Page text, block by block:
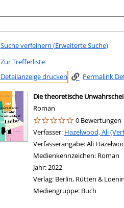
Suche verfeinern (Erweiterte Suche)
Zur Trefferliste
Detailanzeige drucken
Permalink
Die theoretische
Roman
0 Bewertungen
Verfasser: Suche nach diesem
Hazelwood, Ali
Verfasserangabe:Ali
Medienkennzeichen: Roman
Jahr:2022
Verlag: Berlin, Rütten &
Mediengruppe: Buch